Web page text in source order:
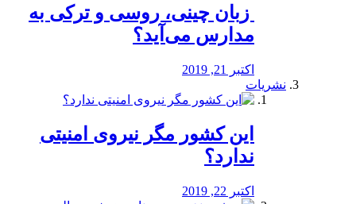
️ زبان چینی، روسی و ترکی به
مدارس می‌آید؟
اکتبر 21, 2019
نشریات
این کشور مگر نیروی امنیتی
ندارد؟
اکتبر 22, 2019